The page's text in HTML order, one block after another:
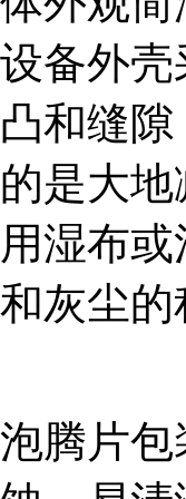
备外
和缝
是大
湿布
灰尘
腾片